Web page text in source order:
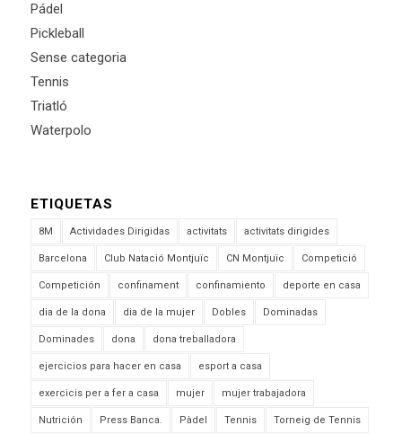
Pádel
Pickleball
Sense categoria
Tennis
Triatló
Waterpolo
ETIQUETAS
8M Actividades Dirigidas activitats activitats dirigides
Barcelona Club Natació Montjuïc CN Montjuïc Competició
Competición confinament confinamiento deporte en casa
dia de la dona dia de la mujer Dobles Dominadas
Dominades dona dona treballadora
ejercicios para hacer en casa esport a casa
exercicis per a fer a casa mujer mujer trabajadora
Nutrición Press Banca. Pàdel Tennis Torneig de Tennis